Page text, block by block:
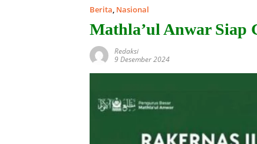
Berita, Nasional
Mathla’ul Anwar Siap
Redaksi
9 Desember 2024